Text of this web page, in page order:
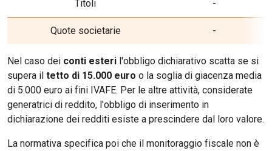
Titoli -
Quote societarie -
Nel caso dei conti esteri l'obbligo dichiarativo scatta se si
supera il tetto di 15.000 euro o la soglia di giacenza media
di 5.000 euro ai fini IVAFE. Per le altre attività, considerate
generatrici di reddito, l'obbligo di inserimento in
dichiarazione dei redditi esiste a prescindere dal loro valore.
La normativa specifica poi che il monitoraggio fiscale non è